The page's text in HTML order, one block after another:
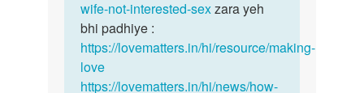
wife-not-interested-sexzara yeh
bhi padhiye :
https://lovematters.in/hi/resource/making-
love
https://lovematters.in/hi/news/how-